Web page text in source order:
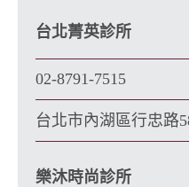
台北菁英診所
02-8791-7515
台北市內湖區行忠路
樂沐時尚診所